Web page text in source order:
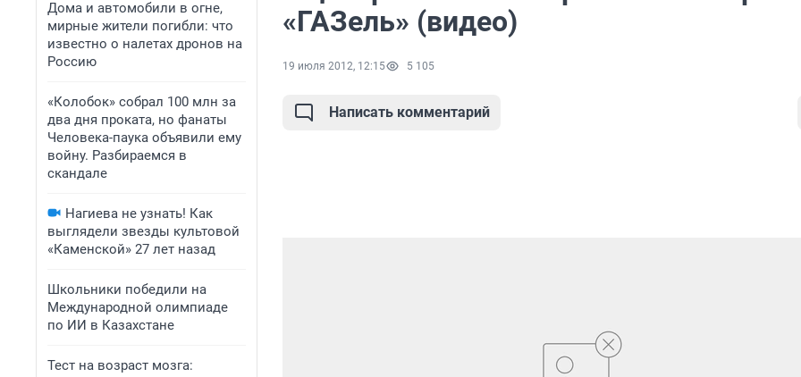
Дома и автомобили в огне,
мирные жители погибли: что
известно о налетах дронов на
Россию
«Колобок» собрал 100 млн за
два дня проката, но фанаты
Человека-паука объявили ему
войну. Разбираемся в
скандале
Нагиева не узнать! Как
выглядели звезды культовой
«Каменской» 27 лет назад
Школьники победили на
Международной олимпиаде
по ИИ в Казахстане
Тест на возраст мозга:
«ГАЗель» (видео)
19 июля 2012, 12:15 5 105
Написать комментарий